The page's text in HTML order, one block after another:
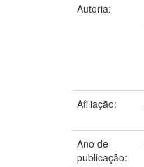
Autoria:
Afiliação:
Ano de
publicação: